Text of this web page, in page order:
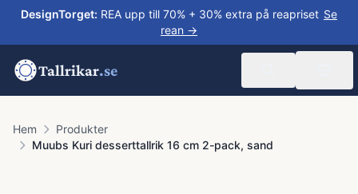
DesignTorget: REA upp till 70% + 30% extra på reapriset Se
rean →
Tallrikar.se
Hem
Produkter
Muubs Kuri desserttallrik 16 cm 2-pack, sand